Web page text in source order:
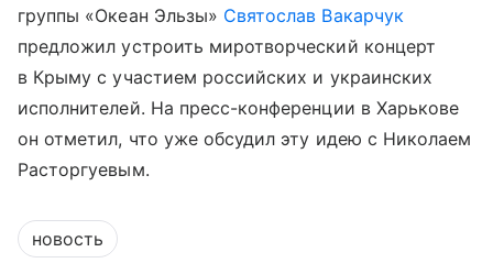
группы «Океан Эльзы» Святослав Вакарчук
предложил устроить миротворческий концерт
в Крыму с участием российских и украинских
исполнителей. На пресс-конференции в Харькове
он отметил, что уже обсудил эту идею с Николаем
Расторгуевым.
новость